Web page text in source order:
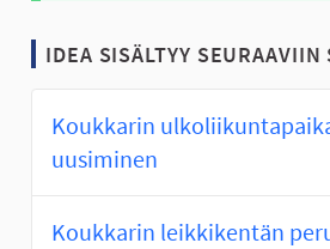
IDEA SISÄLTYY
Koukkarin
uusiminen
Koukkarin leikkikentän